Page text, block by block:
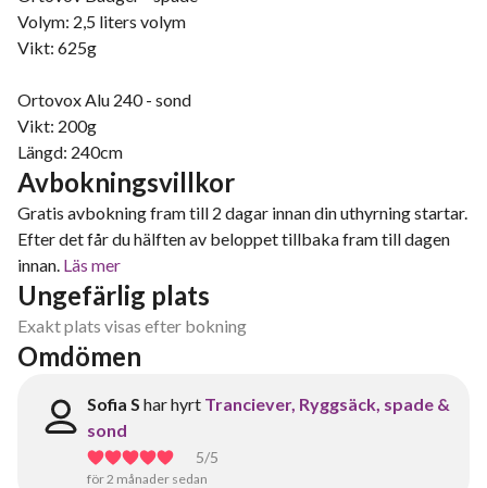
Volym: 2,5 liters volym
Vikt: 625g
Ortovox Alu 240 - sond
Vikt: 200g
Längd: 240cm
Avbokningsvillkor
Gratis avbokning fram till 2 dagar innan din uthyrning startar.
Efter det får du hälften av beloppet tillbaka fram till dagen
innan. Läs mer
Ungefärlig plats
Exakt plats visas efter bokning
Omdömen
Sofia S har hyrt Tranciever, Ryggsäck, spade &
sond
5/5
för 2 månader sedan